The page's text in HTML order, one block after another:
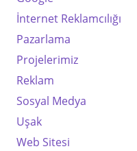
İnternet Reklamcılığı
Pazarlama
Projelerimiz
Reklam
Sosyal Medya
Uşak
Web Sitesi